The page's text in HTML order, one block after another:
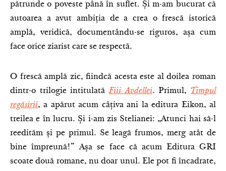
pătrunde o poveste până în suflet. Și m-am bucurat că
autoarea a avut ambiția de a crea o frescă istorică
amplă, veridică, documentându-se riguros, așa cum
face orice ziarist care se respectă.
O frescă amplă zic, fiindcă acesta este al doilea roman
dintr-o trilogie intitulatăFiii Avdellei. Primul, Timpul
regăsirii, a apărut acum câțiva ani la editura Eikon, al
treilea e în lucru. Și i-am zis Stelianei: „Atunci hai să-l
reedităm și pe primul. Se leagă frumos, merg atât de
bine împreună!” Așa se face că acum Editura GRI
scoate două romane, nu doar unul. Ele pot fi încadrate,